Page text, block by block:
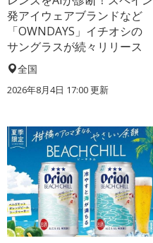
発アイウェアブランドなど
「OWNDAYS」イチオシの
サングラスが続々リリース
全国
2026年8月4日 17:00更新